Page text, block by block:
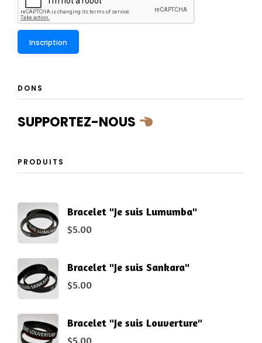
DONS
SUPPORTEZ-NOUS
PRODUITS
Bracelet "Je suis Lumumba"
$5.00
Bracelet "Je suis Sankara"
$5.00
Bracelet "Je suis Louverture"
$5.00